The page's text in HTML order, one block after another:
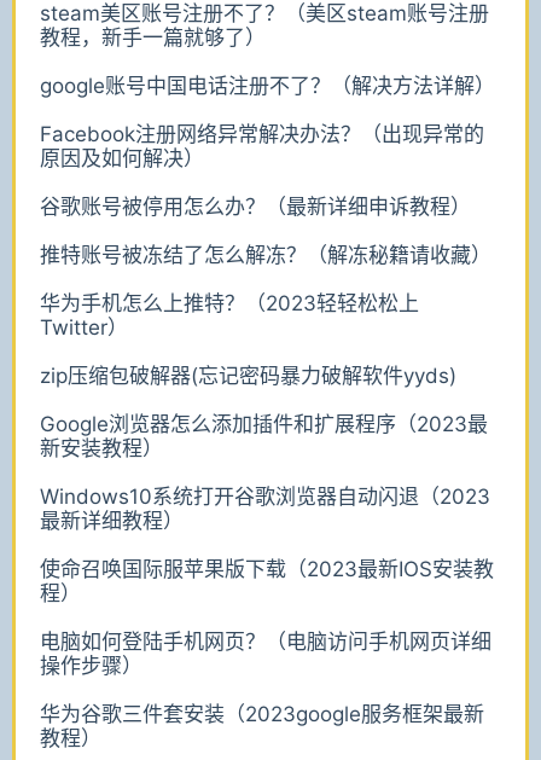
steam美区账号注册不了？（美区steam账号注册
教程，新手一篇就够了）
google账号中国电话注册不了？（解决方法详解）
Facebook注册网络异常解决办法？（出现异常的
原因及如何解决）
谷歌账号被停用怎么办？（最新详细申诉教程）
推特账号被冻结了怎么解冻？（解冻秘籍请收藏）
华为手机怎么上推特？（2023轻轻松松上
Twitter）
zip压缩包破解器(忘记密码暴力破解软件yyds)
Google浏览器怎么添加插件和扩展程序（2023最
新安装教程）
Windows10系统打开谷歌浏览器自动闪退（2023
最新详细教程）
使命召唤国际服苹果版下载（2023最新IOS安装教
程）
电脑如何登陆手机网页？（电脑访问手机网页详细
操作步骤）
华为谷歌三件套安装（2023google服务框架最新
教程）